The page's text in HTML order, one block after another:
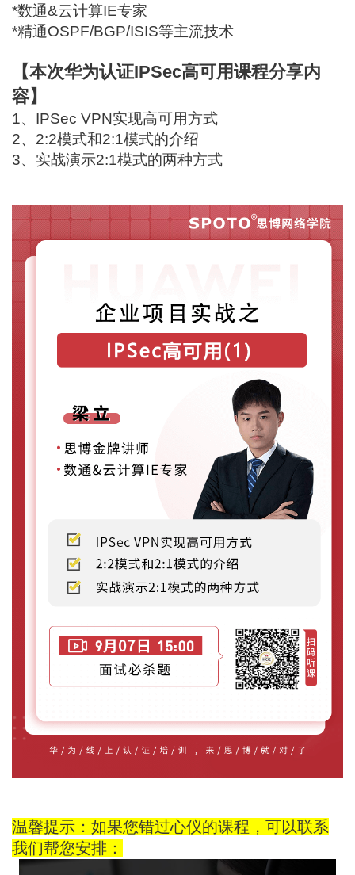
*数通&云计算IE专家
*精通OSPF/BGP/ISIS等主流技术
【本次华为认证IPSec高可用课程分享内
容】
1、IPSec VPN实现高可用方式
2、2:2模式和2:1模式的介绍
3、实战演示2:1模式的两种方式
温馨提示：如果您错过心仪的课程，可以联系
我们帮您安排：